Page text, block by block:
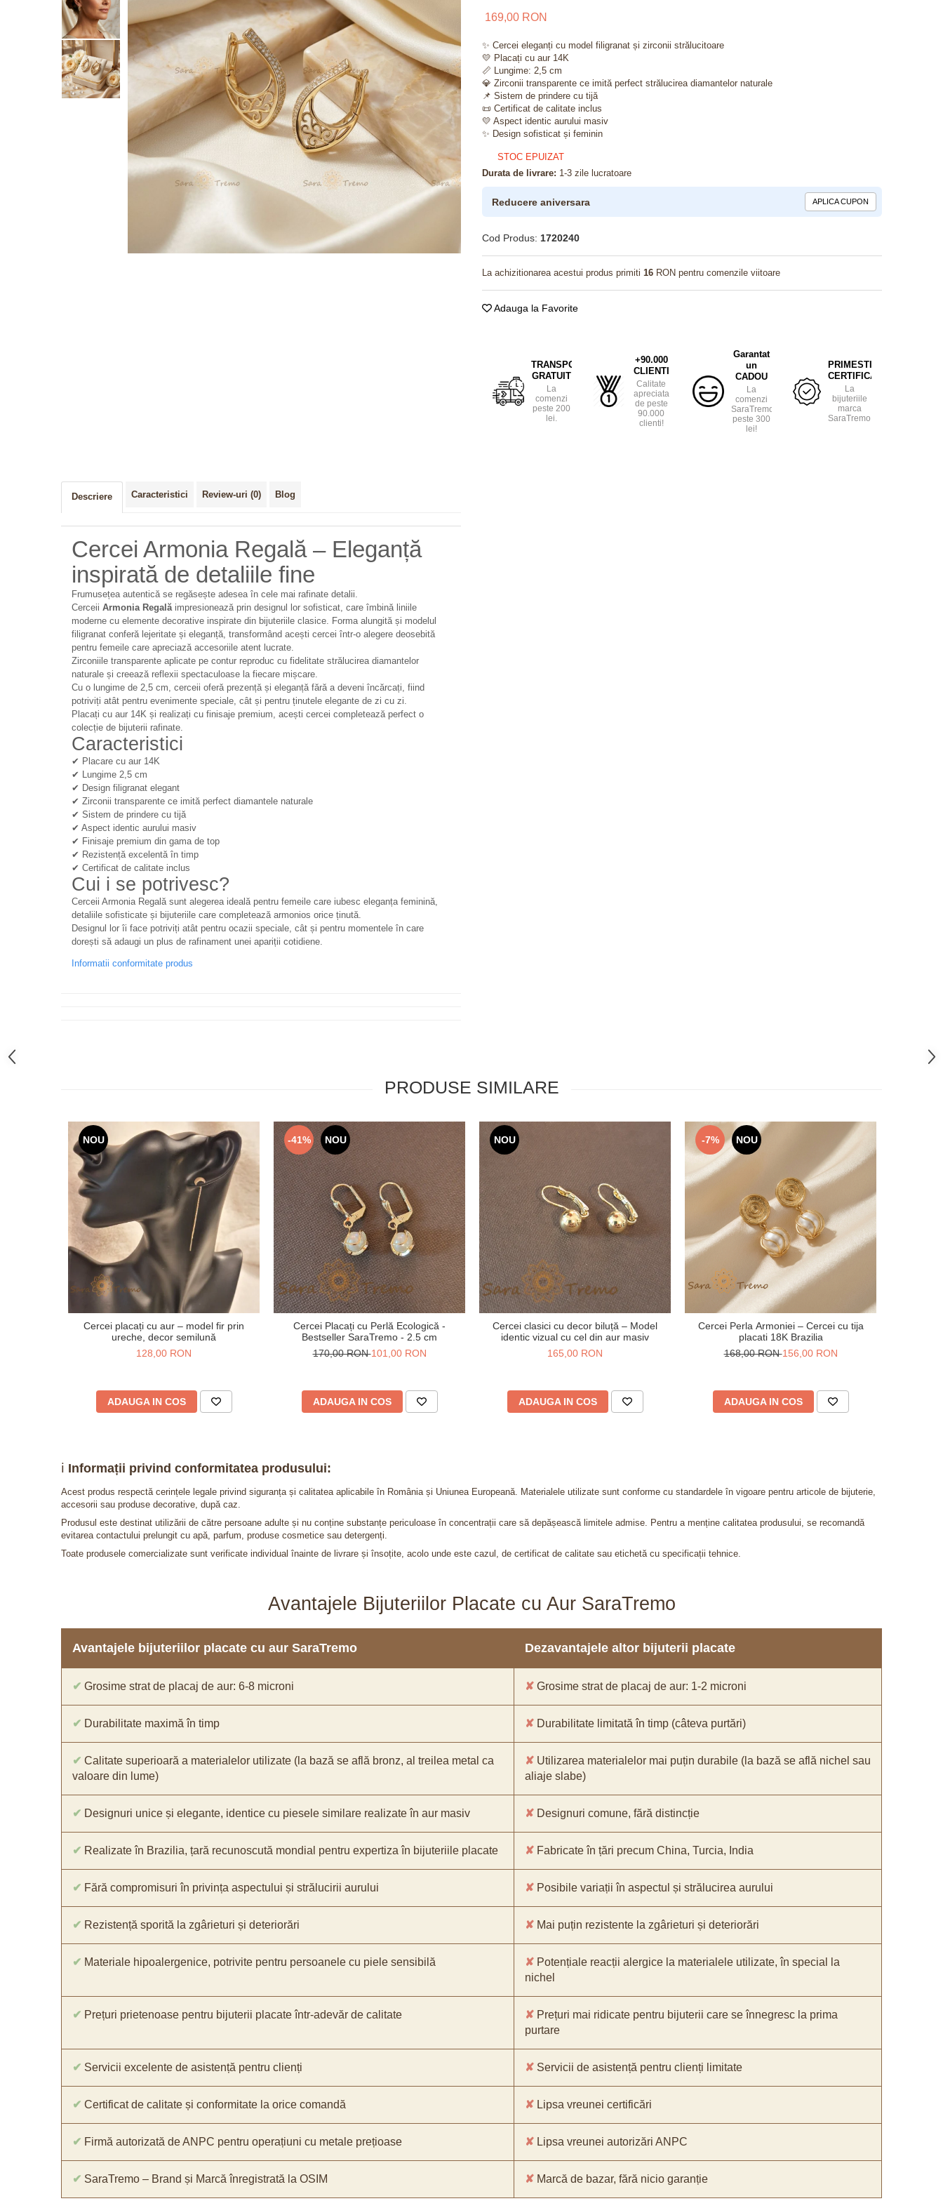
Bijuterii pentru barbati
Bijuterii din argint placate cu aur
169,00 RON
✨ Cercei eleganți cu model filigranat și zirconii strălucitoare
💛 Placați cu aur 14K
📏 Lungime: 2,5 cm
💎 Zirconii transparente ce imită perfect strălucirea diamantelor naturale
📌 Sistem de prindere cu tijă
📜 Certificat de calitate inclus
💛 Aspect identic aurului masiv
✨ Design sofisticat și feminin
STOC EPUIZAT
Durata de livrare: 1-3 zile lucratoare
Reducere aniversara APLICA CUPON
Cod Produs: 1720240
La achizitionarea acestui produs primiti 16 RON pentru comenzile viitoare
Adauga la Favorite
TRANSPORT
GRATUIT
La
comenzi
peste 200
lei.
+90.000
CLIENTI
Calitate
apreciata
de peste
90.000
clienti!
Garantat
un
CADOU
La
comenzi
SaraTremo
peste 300
lei!
PRIMESTI
CERTIFICAT
La
bijuteriile
marca
SaraTremo.
Descriere Caracteristici Review-uri (0) Blog
Cercei Armonia Regală – Eleganță
inspirată de detaliile fine
Frumusețea autentică se regăsește adesea în cele mai rafinate detalii.
Cerceii Armonia Regalăimpresionează prin designul lor sofisticat, care îmbină liniile
moderne cu elemente decorative inspirate din bijuteriile clasice. Forma alungită și modelul
filigranat conferă lejeritate și eleganță, transformând acești cercei într-o alegere deosebită
pentru femeile care apreciază accesoriile atent lucrate.
Zirconiile transparente aplicate pe contur reproduc cu fidelitate strălucirea diamantelor
naturale și creează reflexii spectaculoase la fiecare mișcare.
Cu o lungime de 2,5 cm, cerceii oferă prezență și eleganță fără a deveni încărcați, fiind
potriviți atât pentru evenimente speciale, cât și pentru ținutele elegante de zi cu zi.
Placați cu aur 14K și realizați cu finisaje premium, acești cercei completează perfect o
colecție de bijuterii rafinate.
Caracteristici
✔ Placare cu aur 14K
✔ Lungime 2,5 cm
✔ Design filigranat elegant
✔ Zirconii transparente ce imită perfect diamantele naturale
✔ Sistem de prindere cu tijă
✔ Aspect identic aurului masiv
✔ Finisaje premium din gama de top
✔ Rezistență excelentă în timp
✔ Certificat de calitate inclus
Cui i se potrivesc?
Cerceii Armonia Regală sunt alegerea ideală pentru femeile care iubesc eleganța feminină,
detaliile sofisticate și bijuteriile care completează armonios orice ținută.
Designul lor îi face potriviți atât pentru ocazii speciale, cât și pentru momentele în care
dorești să adaugi un plus de rafinament unei apariții cotidiene.
Informatii conformitate produs
PRODUSE SIMILARE
NOU
Cercei placați cu aur – model fir prin
ureche, decor semilună
128,00 RON
ADAUGA IN COS
-41% NOU
Cercei Placați cu Perlă Ecologică -
Bestseller SaraTremo - 2.5 cm
170,00 RON101,00 RON
ADAUGA IN COS
NOU
Cercei clasici cu decor biluță – Model
identic vizual cu cel din aur masiv
165,00 RON
ADAUGA IN COS
-7% NOU
Cercei Perla Armoniei – Cercei cu tija
placati 18K Brazilia
168,00 RON156,00 RON
ADAUGA IN COS
ℹ️ Informații privind conformitatea produsului:
Acest produs respectă cerințele legale privind siguranța și calitatea aplicabile în România și Uniunea Europeană. Materialele utilizate sunt conforme cu standardele în vigoare pentru articole de bijuterie,
accesorii sau produse decorative, după caz.
Produsul este destinat utilizării de către persoane adulte și nu conține substanțe periculoase în concentrații care să depășească limitele admise. Pentru a menține calitatea produsului, se recomandă
evitarea contactului prelungit cu apă, parfum, produse cosmetice sau detergenți.
Toate produsele comercializate sunt verificate individual înainte de livrare și însoțite, acolo unde este cazul, de certificat de calitate sau etichetă cu specificații tehnice.
Avantajele Bijuteriilor Placate cu Aur SaraTremo
Avantajele bijuteriilor placate cu aur SaraTremo Dezavantajele altor bijuterii placate
✔ Grosime strat de placaj de aur: 6-8 microni ✘ Grosime strat de placaj de aur: 1-2 microni
✔ Durabilitate maximă în timp ✘ Durabilitate limitată în timp (câteva purtări)
✔ Calitate superioară a materialelor utilizate (la bază se află bronz, al treilea metal ca
valoare din lume)
✘ Utilizarea materialelor mai puțin durabile (la bază se află nichel sau
aliaje slabe)
✔ Designuri unice și elegante, identice cu piesele similare realizate în aur masiv ✘ Designuri comune, fără distincție
✔ Realizate în Brazilia, țară recunoscută mondial pentru expertiza în bijuteriile placate ✘ Fabricate în țări precum China, Turcia, India
✔ Fără compromisuri în privința aspectului și strălucirii aurului ✘ Posibile variații în aspectul și strălucirea aurului
✔ Rezistență sporită la zgârieturi și deteriorări ✘ Mai puțin rezistente la zgârieturi și deteriorări
✔ Materiale hipoalergenice, potrivite pentru persoanele cu piele sensibilă ✘ Potențiale reacții alergice la materialele utilizate, în special la
nichel
✔ Prețuri prietenoase pentru bijuterii placate într-adevăr de calitate ✘ Prețuri mai ridicate pentru bijuterii care se înnegresc la prima
purtare
✔ Servicii excelente de asistență pentru clienți ✘ Servicii de asistență pentru clienți limitate
✔ Certificat de calitate și conformitate la orice comandă ✘ Lipsa vreunei certificări
✔ Firmă autorizată de ANPC pentru operațiuni cu metale prețioase ✘ Lipsa vreunei autorizări ANPC
✔ SaraTremo – Brand și Marcă înregistrată la OSIM ✘ Marcă de bazar, fără nicio garanție